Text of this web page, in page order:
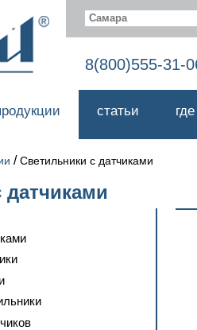
Самара
8(800)555-31-
статьи
/Светильники с датчиками